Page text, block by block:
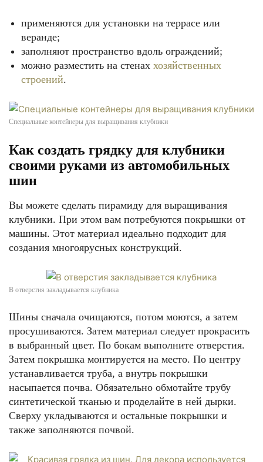
применяются для установки на террасе или
веранде;
заполняют пространство вдоль ограждений;
можно разместить на стенах хозяйственных
строений.
Специальные контейнеры для выращивания клубники
Как создать грядку для клубники
своими руками из автомобильных
шин
Вы можете сделать пирамиду для выращивания
клубники. При этом вам потребуются покрышки от
машины. Этот материал идеально подходит для
создания многоярусных конструкций.
В отверстия закладывается клубника
Шины сначала очищаются, потом моются, а затем
просушиваются. Затем материал следует прокрасить
в выбранный цвет. По бокам выполните отверстия.
Затем покрышка монтируется на место. По центру
устанавливается труба, а внутрь покрышки
насыпается почва. Обязательно обмотайте трубу
синтетической тканью и проделайте в ней дырки.
Сверху укладываются и остальные покрышки и
также заполняются почвой.